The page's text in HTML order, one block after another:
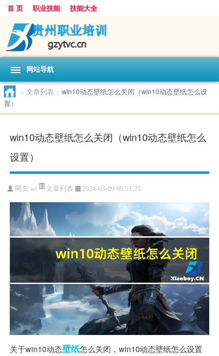
首 页 职业技能 技能大全
网站导航
> 文章列表 > win10动态壁纸怎么关闭（win10动态壁纸怎么设
置）
win10动态壁纸怎么关闭（win10动态壁纸怎么
设置）
网友:wi 文章列表 2024-03-09 08:51:25
关于win10动态壁纸怎么关闭，win10动态壁纸怎么设置